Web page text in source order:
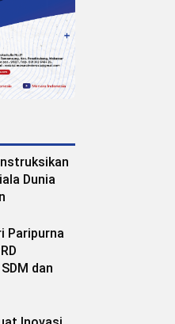
Dunia
Paripurna
dan